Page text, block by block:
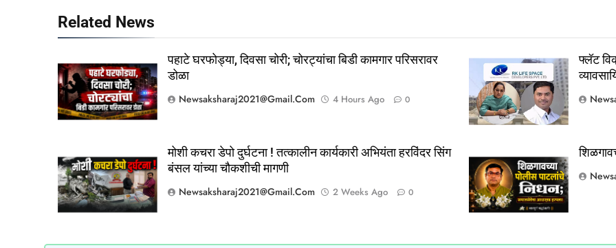
Related News
पहाटे घरफोड्या, दिवसा चोरी; चोरट्यांचा बिडी कामगार परिसरावर
डोळा
Newsaksharaj2021@gmail.com
4 Hours Ago 0
फ्लॅट
मोशी कचरा डेपो दुर्घटना ! तत्कालीन कार्यकारी अभियंता हरविंदर सिंग
बंसल यांच्या चौकशीची मागणी
Newsaksharaj2021@gmail.com
2 Weeks Ago 0
5
ठाणे-पालघर जिल्हा बँक कर्मचाऱ्यांना
मंडळाची मंजुरी
ताज्या बातम्या महाराष्ट्र
6
आळंदी शहरातील पथविक्रेत्यांवर होणारा
अन्याय सहन केला जाणार नाही – पुणे